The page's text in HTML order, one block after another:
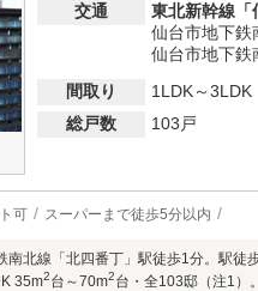
交通
東北新幹線「
仙台市地下鉄
仙台市地下鉄
間取り
1LDK～3LDK
総戸数 103戸
可 スーパーまで徒歩5分以内
南北線「北四番丁」駅徒歩1分。駅徒
35m2台～70m2台・全103邸（注1）